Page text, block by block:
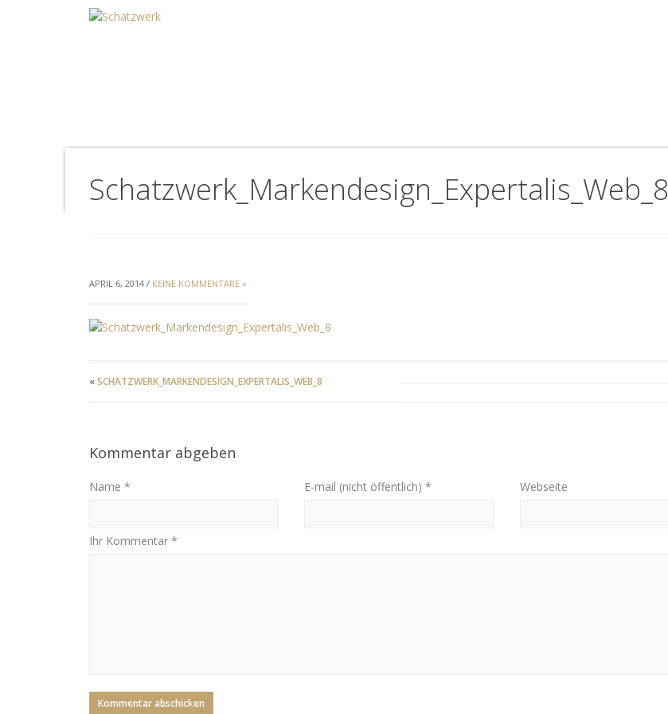
Schatzwerk_Markendesign_Expertalis_Web_8
APRIL 6, 2014 / KEINE KOMMENTARE »
«SCHATZWERK_MARKENDESIGN_EXPERTALIS_WEB_8
Kommentar abgeben
Name * E-mail (nicht öffentlich) * Webseite
Ihr Kommentar *